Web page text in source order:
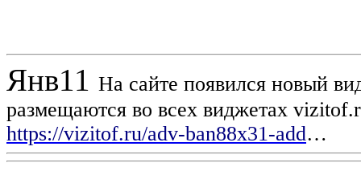
Янв11 На сайте появился новый
размещаются во всех виджетах
https://vizitof.ru/adv-ban88x31-add…